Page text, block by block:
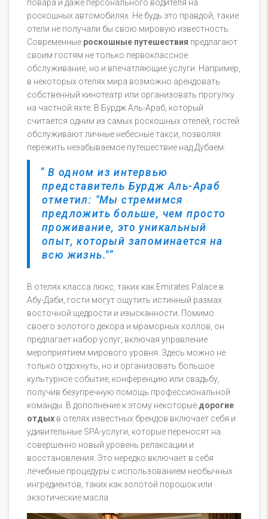
повара и даже персонального водителя на
роскошных автомобилях. Не будь это правдой, такие
отели не получали бы свою мировую известность.
Современные роскошные путешествия предлагают
своим гостям не только первоклассное
обслуживание, но и впечатляющие услуги. Например,
в некоторых отелях мира возможно арендовать
собственный кинотеатр или организовать прогулку
на частной яхте. В Бурдж Аль-Араб, который
считается одним из самых роскошных отелей, гостей
обслуживают личные небесные такси, позволяя
пережить незабываемое путешествие над Дубаем.
В одном из интервью
представитель Бурдж Аль-Араб
отметил: "Мы стремимся
предложить больше, чем просто
проживание, это уникальный
опыт, который запоминается на
всю жизнь."
В отелях класса люкс, таких как Emirates Palace в
Абу-Даби, гости могут ощутить истинный размах
восточной щедрости и изысканности. Помимо
своего золотого декора и мраморных холлов, он
предлагает набор услуг, включая управление
мероприятием мирового уровня. Здесь можно не
только отдохнуть, но и организовать большое
культурное событие, конференцию или свадьбу,
получив безупречную помощь профессиональной
команды. В дополнение к этому некоторые дорогие
отдых в отелях известных брендов включает себя и
удивительные SPA-услуги, которые переносят на
совершенно новый уровень релаксации и
восстановления. Это нередко включает в себя
лечебные процедуры с использованием необычных
ингредиентов, таких как золотой порошок или
экзотические масла.